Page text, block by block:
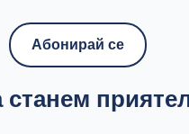
станем